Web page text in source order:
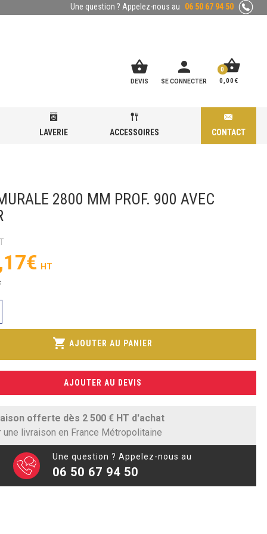
Une question ? Appelez-nous au 06 50 67 94 50
shopping_basket
DEVIS
person
SE CONNECTER
shopping_basket
0,00€
0
LAVERIE ACCESSOIRES CONTACT
2800 MM PROF. 900 AVEC
€
shopping_cart AJOUTER AU PANIER
AJOUTER AU DEVIS
offerte dès 2 500 € HT d'achat
une livraison en France Métropolitaine
Une question ? Appelez-nous au
06 50 67 94 50